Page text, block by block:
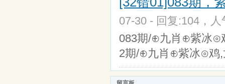
07-30 - 回复:104，
083期/⊕九肖⊕紫冰⊙
2期/⊕九肖⊕紫冰⊙鸡,